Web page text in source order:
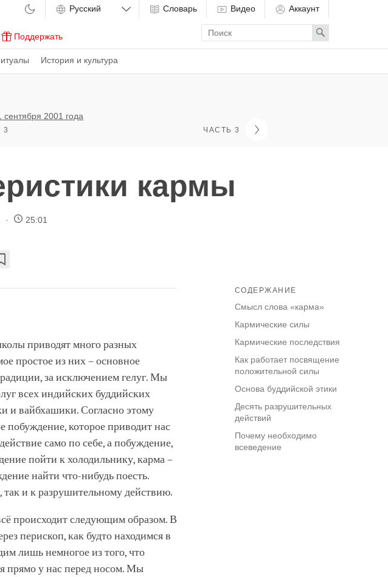
История и культура
Поддержать
Словарь Видео Аккаунт
Enter
search
term
Search
сентября 2001 года
3 ЧАСТЬ 3
кармы
25:01
СОДЕРЖАНИЕ
Смысл слова «карма»
Кармические силы
Кармические последствия
Как работает посвящение
положительной силы
Основа буддийской этики
Десять разрушительных
действий
Почему необходимо
всеведение
приводят много разных
простое из них – основное
за исключением гелуг. Мы
всех индийских буддийских
и вайбхашики. Согласно этому
побуждение, которое приводит нас
само по себе, а побуждение,
пойти к холодильнику, карма –
найти что-нибудь поесть.
и к разрушительному действию.
происходит следующим образом. В
перископ, как будто находимся в
лишь немногое из того, что
прямо у нас перед носом. Мы